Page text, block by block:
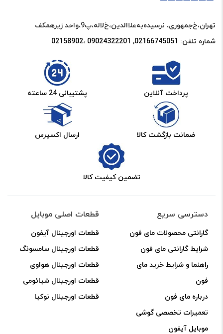
سوراخ میکنه? هیچوقت فکر نمیکردم اسید
اینجوری بو بده
1400-04-17
برای پاسخ دادن وارد شوید
بله حلال چسب ای سی اف همینطوره
نسترن چرخ تاب–
1400-04-20
من واسه مغازم چند تا خریدم هم خودش هم
تهران،خ‌جمهوری، نرسیده‌به‌علاالدین،‌خ‌لاله،‌پ9،واحد زیرهمکف
شماره تلفن: 02166745051‌
, 09024322201 ،02158902
پرداخت آنلاین پشتیبانی 24 ساعته
ضمانت بازگشت کالا ارسال اکسپرس
تضمین کیفیت کالا
دسترسی سریع
گارانتی محصولات مای فون
شرایط گارانتی مای فون
راهنما و شرایط خرید مای
فون
درباره مای فون
تعمیرات تخصصی گوشی
موبایل آیفون
قطعات اصلی موبایل
قطعات اورجینال آیفون
قطعات اورجینال سامسونگ
قطعات اورجینال هواوی
قطعات اورجینال شیائومی
قطعات اورجینال نوکیا